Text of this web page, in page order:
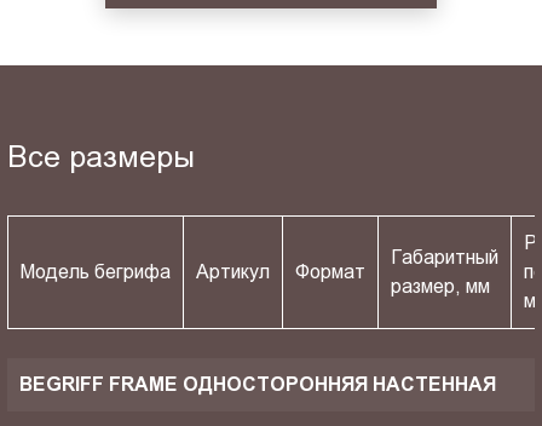
Все размеры
Модель бегрифа Артикул Формат
Габаритный
размер, мм
BEGRIFF FRAME ОДНОСТОРОННЯЯ НАСТЕННАЯ